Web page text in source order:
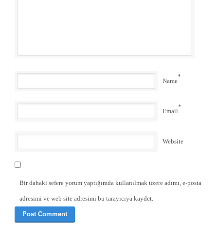
Name
*
Email
*
Website
Bir dahaki sefere yorum yaptığımda kullanılmak üzere adımı, e-posta
adresimi ve web site adresimi bu tarayıcıya kaydet.